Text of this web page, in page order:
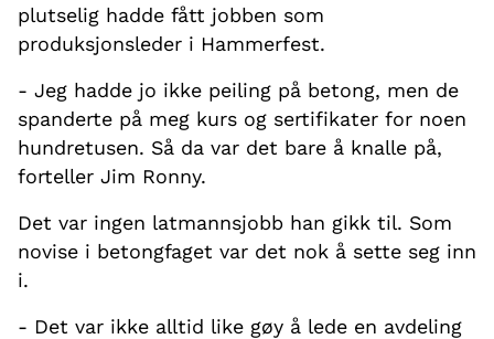
plutselig hadde fått jobben som
produksjonsleder i Hammerfest.
- Jeg hadde jo ikke peiling på betong, men de
spanderte på meg kurs og sertifikater for noen
hundretusen. Så da var det bare å knalle på,
forteller Jim Ronny.
Det var ingen latmannsjobb han gikk til. Som
novise i betongfaget var det nok å sette seg inn
i.
- Det var ikke alltid like gøy å lede en avdeling